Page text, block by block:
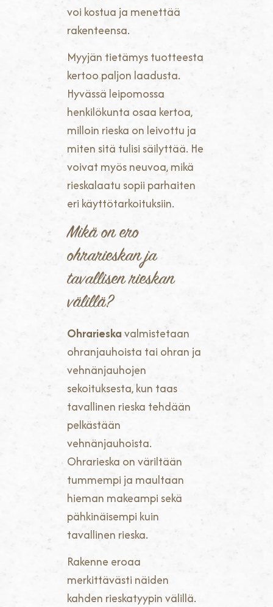
voi kostua ja menettää
rakenteensa.
Myyjän tietämys tuotteesta
kertoo paljon laadusta.
Hyvässä leipomossa
henkilökunta osaa kertoa,
milloin rieska on leivottu ja
miten sitä tulisi säilyttää. He
voivat myös neuvoa, mikä
rieskalaatu sopii parhaiten
eri käyttötarkoituksiin.
Mikä on ero
ohrarieskan ja
tavallisen rieskan
välillä?
Ohrarieskavalmistetaan
ohranjauhoista tai ohran ja
vehnänjauhojen
sekoituksesta, kun taas
tavallinen rieska tehdään
pelkästään
vehnänjauhoista.
Ohrarieska on väriltään
tummempi ja maultaan
hieman makeampi sekä
pähkinäisempi kuin
tavallinen rieska.
Rakenne eroaa
merkittävästi näiden
kahden rieskatyypin välillä.